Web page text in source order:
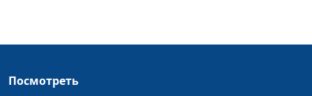
магистр богословия
жизни
Посмотреть